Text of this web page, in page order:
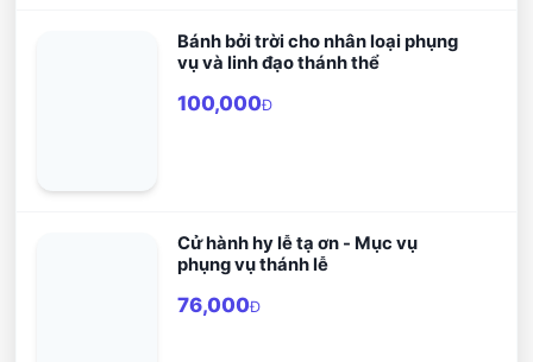
Bánh bởi trời cho nhân loại phụng
vụ và linh đạo thánh thể
100,000Đ
Cử hành hy lễ tạ ơn - Mục vụ
phụng vụ thánh lễ
76,000Đ